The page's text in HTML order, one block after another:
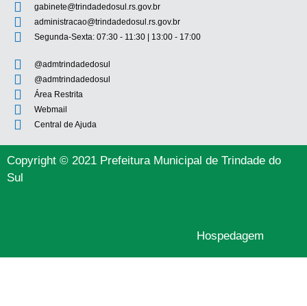
gabinete@trindadedosul.rs.gov.br
administracao@trindadedosul.rs.gov.br
Segunda-Sexta: 07:30 - 11:30 | 13:00 - 17:00
@admtrindadedosul
@admtrindadedosul
Área Restrita
Webmail
Central de Ajuda
Copyright © 2021 Prefeitura Municipal de Trindade do
Sul
Hospedagem